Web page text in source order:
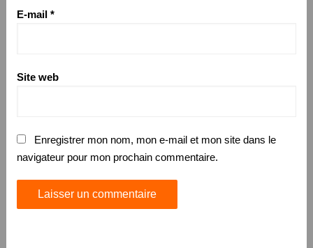
E-mail *
Site web
Enregistrer mon nom, mon e-mail et mon site dans le
navigateur pour mon prochain commentaire.